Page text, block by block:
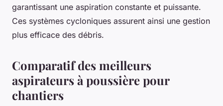
garantissant une aspiration constante et puissante.
Ces systèmes cycloniques assurent ainsi une gestion
plus efficace des débris.
Comparatif des meilleurs
aspirateurs à poussière pour
chantiers